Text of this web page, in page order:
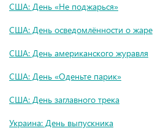
США: День «Не поджарься»
США: День осведомлённости о жаре
США: День американского журавля
США: День «Оденьте парик»
США: День заглавного трека
Украина: День выпускника